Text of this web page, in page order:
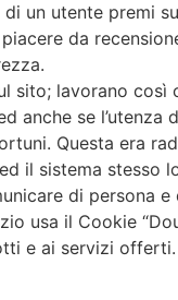
un utente premi
da
sito; lavorano così
anche se l’utenza
Questa era
il sistema stesso
di persona e
usa il Cookie
e ai servizi offerti.